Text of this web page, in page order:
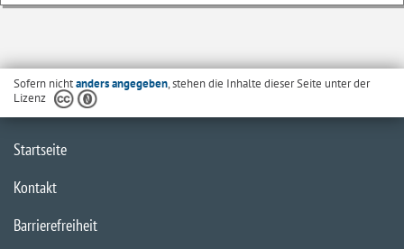
Sofern nichtanders angegeben, stehen die Inhalte dieser Seite unter der
Lizenz
Startseite
Kontakt
Barrierefreiheit